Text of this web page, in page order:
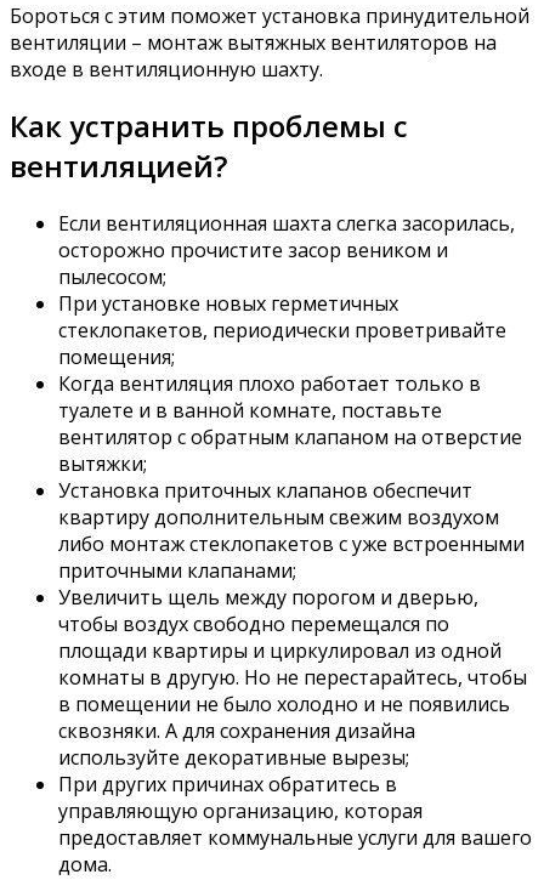
Бороться с этим поможет установка принудительной
вентиляции – монтаж вытяжных вентиляторов на
входе в вентиляционную шахту.
Как устранить проблемы с
вентиляцией?
Если вентиляционная шахта слегка засорилась,
осторожно прочистите засор веником и
пылесосом;
При установке новых герметичных
стеклопакетов, периодически проветривайте
помещения;
Когда вентиляция плохо работает только в
туалете и в ванной комнате, поставьте
вентилятор с обратным клапаном на отверстие
вытяжки;
Установка приточных клапанов обеспечит
квартиру дополнительным свежим воздухом
либо монтаж стеклопакетов с уже встроенными
приточными клапанами;
Увеличить щель между порогом и дверью,
чтобы воздух свободно перемещался по
площади квартиры и циркулировал из одной
комнаты в другую. Но не перестарайтесь, чтобы
в помещении не было холодно и не появились
сквозняки. А для сохранения дизайна
используйте декоративные вырезы;
При других причинах обратитесь в
управляющую организацию, которая
предоставляет коммунальные услуги для вашего
дома.